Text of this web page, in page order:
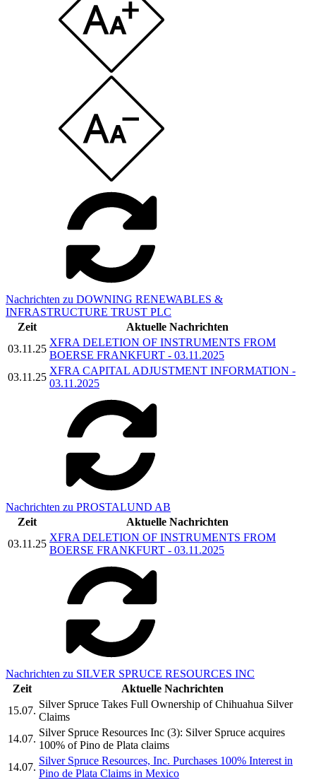
Nachrichten zu DOWNING RENEWABLES &
INFRASTRUCTURE TRUST PLC
Zeit
Aktuelle Nachrichten
03.11.25
XFRA DELETION OF INSTRUMENTS FROM
BOERSE FRANKFURT - 03.11.2025
03.11.25
XFRA CAPITAL ADJUSTMENT INFORMATION -
03.11.2025
Nachrichten zu PROSTALUND AB
Zeit
Aktuelle Nachrichten
03.11.25
XFRA DELETION OF INSTRUMENTS FROM
BOERSE FRANKFURT - 03.11.2025
Nachrichten zu SILVER SPRUCE RESOURCES INC
Zeit
Aktuelle Nachrichten
15.07.
Silver Spruce Takes Full Ownership of Chihuahua Silver
Claims
14.07.
Silver Spruce Resources Inc (3): Silver Spruce acquires
100% of Pino de Plata claims
14.07.
Silver Spruce Resources, Inc. Purchases 100% Interest in
Pino de Plata Claims in Mexico